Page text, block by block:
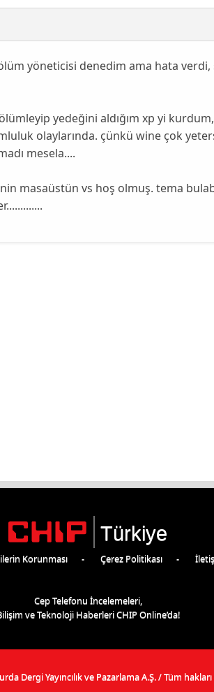
yöneticisi denedim ama hata
yedeğini aldığım xp yi
olaylarında. çünkü wine çok
mesela....
masaüstün vs hoş olmuş. tema
Türkiye
Korunması Çerez Politikası
Cep Telefonu İncelemeleri,
ve Teknoloji Haberleri CHIP Online’da!
Dergi Yayıncılık ve Pazarlama A.Ş./ Tüm hakları